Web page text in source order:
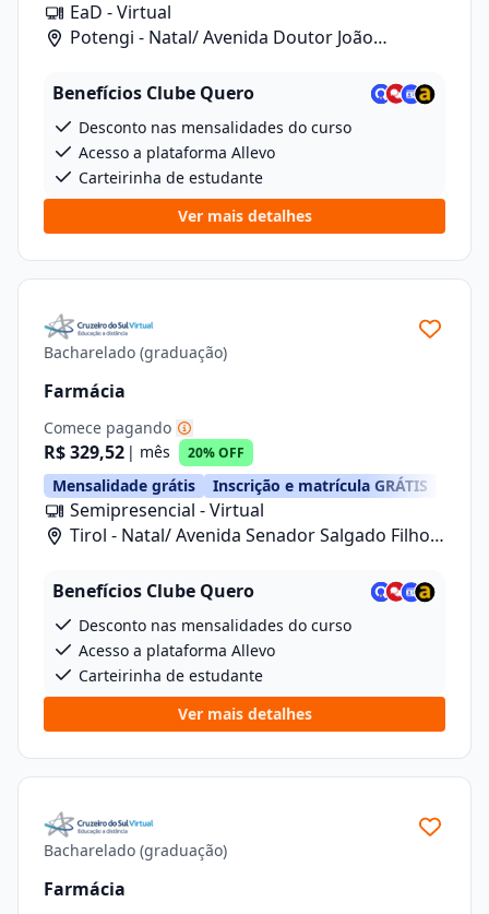
EaD - Virtual
Potengi - Natal/ Avenida Doutor João
Benefícios Clube Quero
Desconto nas mensalidades do curso
Acesso a plataforma Allevo
Carteirinha de estudante
Ver mais detalhes
Bacharelado (graduação)
Farmácia
Comece pagando
R$ 329,52 | mês 20% OFF
Mensalidade grátis Inscrição e matrícula GRÁTIS
Semipresencial - Virtual
Tirol - Natal/ Avenida Senador Salgado Filho,
Benefícios Clube Quero
Desconto nas mensalidades do curso
Acesso a plataforma Allevo
Carteirinha de estudante
Ver mais detalhes
Bacharelado (graduação)
Farmácia